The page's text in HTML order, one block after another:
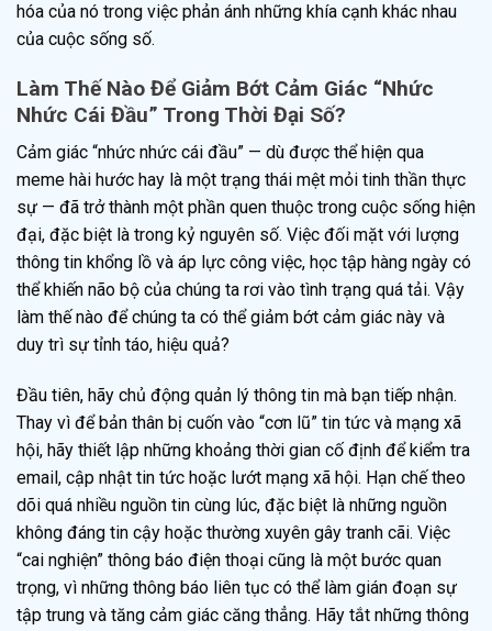
hóa của nó trong việc phản ánh những khía cạnh khác nhau
của cuộc sống số.
Làm Thế Nào Để Giảm Bớt Cảm Giác “Nhức
Nhức Cái Đầu” Trong Thời Đại Số?
Cảm giác “nhức nhức cái đầu” — dù được thể hiện qua
meme hài hước hay là một trạng thái mệt mỏi tinh thần thực
sự — đã trở thành một phần quen thuộc trong cuộc sống hiện
đại, đặc biệt là trong kỷ nguyên số. Việc đối mặt với lượng
thông tin khổng lồ và áp lực công việc, học tập hàng ngày có
thể khiến não bộ của chúng ta rơi vào tình trạng quá tải. Vậy
làm thế nào để chúng ta có thể giảm bớt cảm giác này và
duy trì sự tỉnh táo, hiệu quả?
Đầu tiên, hãy chủ động quản lý thông tin mà bạn tiếp nhận.
Thay vì để bản thân bị cuốn vào “cơn lũ” tin tức và mạng xã
hội, hãy thiết lập những khoảng thời gian cố định để kiểm tra
email, cập nhật tin tức hoặc lướt mạng xã hội. Hạn chế theo
dõi quá nhiều nguồn tin cùng lúc, đặc biệt là những nguồn
không đáng tin cậy hoặc thường xuyên gây tranh cãi. Việc
“cai nghiện” thông báo điện thoại cũng là một bước quan
trọng, vì những thông báo liên tục có thể làm gián đoạn sự
tập trung và tăng cảm giác căng thẳng. Hãy tắt những thông